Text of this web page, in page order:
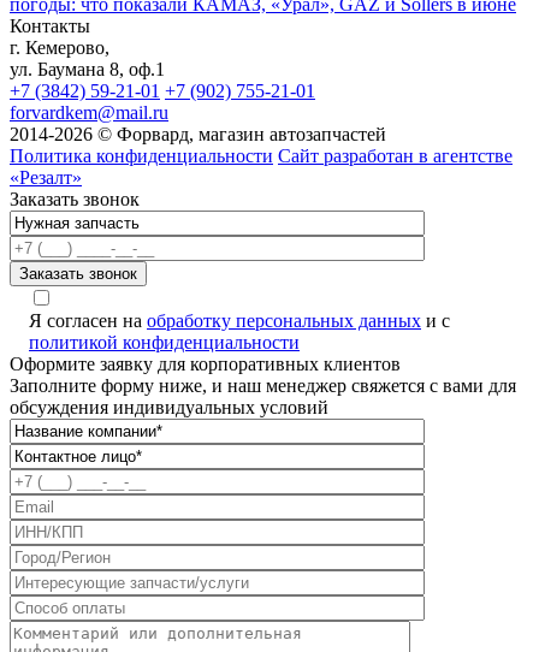
погоды: что показали КАМАЗ, «Урал», GAZ и Sollers в июне
Контакты
г. Кемерово,
ул. Баумана 8, оф.1
+7 (3842) 59-21-01 +7 (902) 755-21-01
forvardkem@mail.ru
2014-2026 © Форвард, магазин автозапчастей
Политика конфиденциальности Сайт разработан в агентстве
«Резалт»
Заказать звонок
Я согласен на обработку персональных данных и с
политикой конфиденциальности
Оформите заявку для корпоративных клиентов
Заполните форму ниже, и наш менеджер свяжется с вами для
обсуждения индивидуальных условий